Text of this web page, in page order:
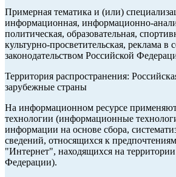
Примерная тематика и (или)
информационная, информационно-
политическая, образовательная,
культурно-просветительская, реклама в
законодательством Российской
Территория распространения:
зарубежные страны
На информационном ресурсе
технологии (информационные
информации на основе сбора,
сведений, относящихся к
"Интернет", находящихся на
Федерации).